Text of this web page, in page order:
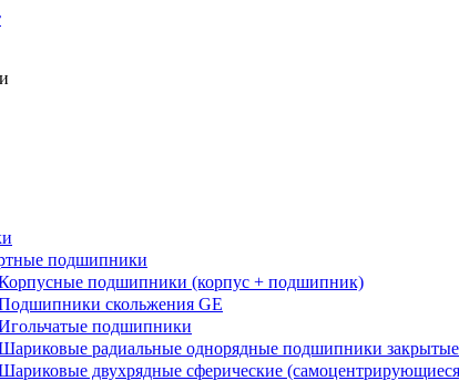
подшипники
подшипники (корпус + подшипник)
скольжения GE
подшипники
радиальные однорядные подшипники
двухрядные сферические